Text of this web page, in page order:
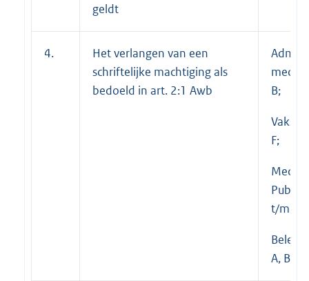
geldt
4.
Het verlangen van een
schriftelijke machtiging als
bedoeld in art. 2:1 Awb
B;
F;
t/m E;
A, B en